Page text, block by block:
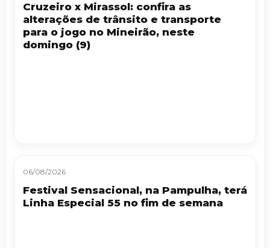
Cruzeiro x Mirassol: confira as
alterações de trânsito e transporte
para o jogo no Mineirão, neste
domingo (9)
06/08/2026
Festival Sensacional, na Pampulha, terá
Linha Especial 55 no fim de semana